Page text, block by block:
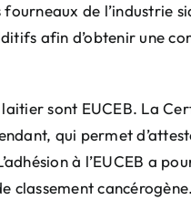
fourneaux de l’industrie
afin d’obtenir une
sont EUCEB. La
qui permet
à l’EUCEB a
classement cancérogène.